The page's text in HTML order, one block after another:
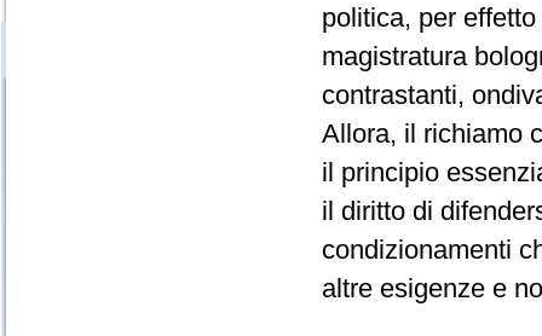
politica, per
magistratura
contrastanti,
Allora, il richiamo
il principio
il diritto di
condizionamenti
altre esigenze e